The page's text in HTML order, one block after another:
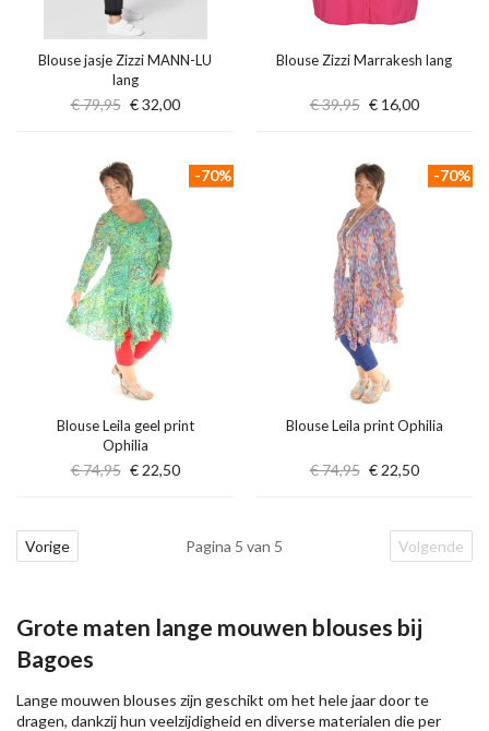
Blouse jasje Zizzi MANN-LU
lang
€ 79,95 € 32,00
Blouse Zizzi Marrakesh lang
€ 39,95 € 16,00
Blouse Leila geel print
Ophilia
€ 74,95 € 22,50
-70%
Blouse Leila print Ophilia
€ 74,95 € 22,50
-70%
Vorige Pagina 5 van 5 Volgende
Grote maten lange mouwen blouses bij
Bagoes
Lange mouwen blouses zijn geschikt om het hele jaar door te
dragen, dankzij hun veelzijdigheid en diverse materialen die per